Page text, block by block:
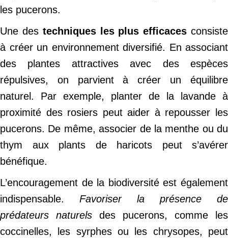
les pucerons.
Une des techniques les plus efficaces consiste
à créer un environnement diversifié. En associant
des plantes attractives avec des espèces
répulsives, on parvient à créer un équilibre
naturel. Par exemple, planter de la lavande à
proximité des rosiers peut aider à repousser les
pucerons. De même, associer de la menthe ou du
thym aux plants de haricots peut s’avérer
bénéfique.
L’encouragement de la biodiversité est également
indispensable. Favoriser la présence de
prédateurs naturels des pucerons, comme les
coccinelles, les syrphes ou les chrysopes, peut